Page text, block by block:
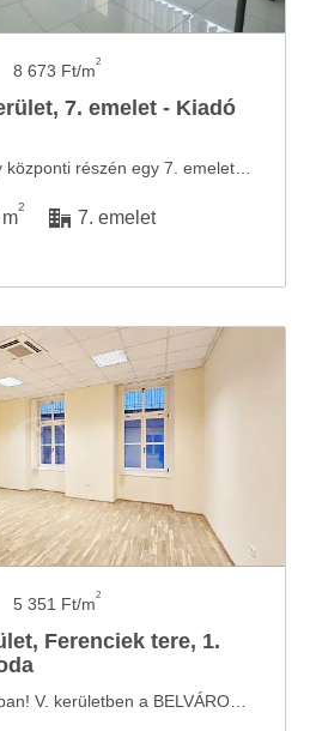
8 673 Ft/m2
7. emelet - Kiadó
2
7. emelet
5 351 Ft/m2
Ferenciek tere, 1.